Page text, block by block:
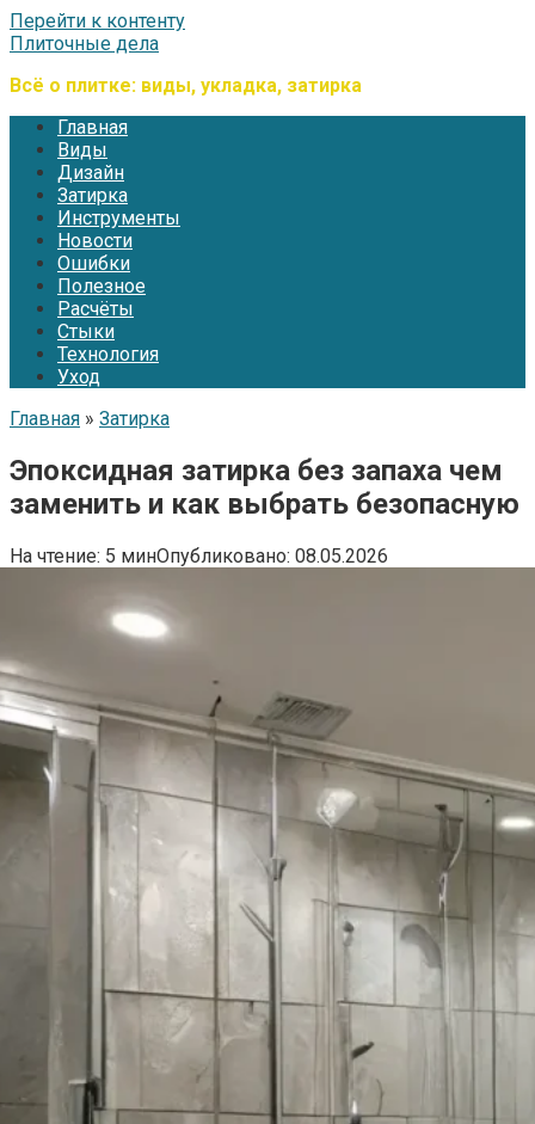
Перейти к контенту
Плиточные дела
Всё о плитке: виды, укладка, затирка
Главная
Виды
Дизайн
Затирка
Инструменты
Новости
Ошибки
Полезное
Расчёты
Стыки
Технология
Уход
Главная » Затирка
Эпоксидная затирка без запаха чем
заменить и как выбрать безопасную
На чтение: 5 минОпубликовано: 08.05.2026